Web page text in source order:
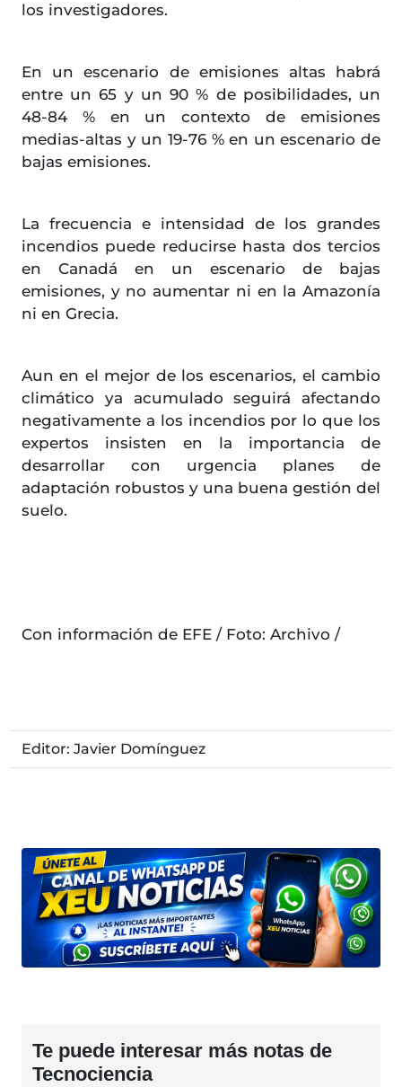
los investigadores.
En un escenario de emisiones altas habrá
entre un 65 y un 90 % de posibilidades, un
48-84 % en un contexto de emisiones
medias-altas y un 19-76 % en un escenario de
bajas emisiones.
La frecuencia e intensidad de los grandes
incendios puede reducirse hasta dos tercios
en Canadá en un escenario de bajas
emisiones, y no aumentar ni en la Amazonía
ni en Grecia.
Aun en el mejor de los escenarios, el cambio
climático ya acumulado seguirá afectando
negativamente a los incendios por lo que los
expertos insisten en la importancia de
desarrollar con urgencia planes de
adaptación robustos y una buena gestión del
suelo.
Con información de EFE / Foto: Archivo /
Editor: Javier Domínguez
Te puede interesar más notas de
Tecnociencia